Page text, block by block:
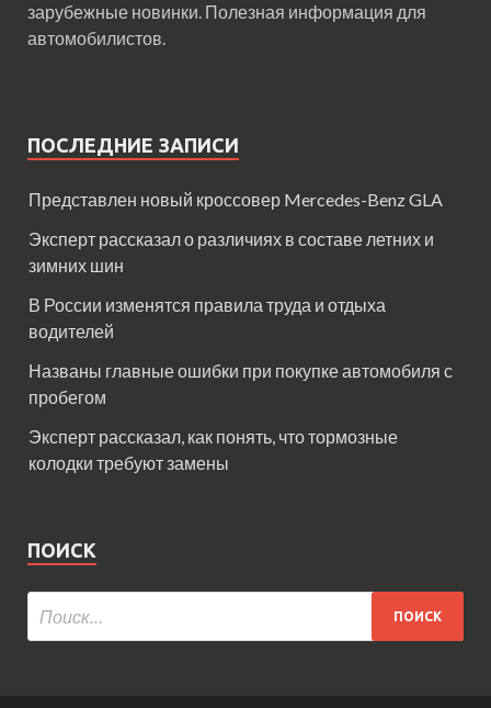
зарубежные новинки. Полезная информация для
автомобилистов.
ПОСЛЕДНИЕ ЗАПИСИ
Представлен новый кроссовер Mercedes-Benz GLA
Эксперт рассказал о различиях в составе летних и
зимних шин
В России изменятся правила труда и отдыха
водителей
Названы главные ошибки при покупке автомобиля с
пробегом
Эксперт рассказал, как понять, что тормозные
колодки требуют замены
ПОИСК